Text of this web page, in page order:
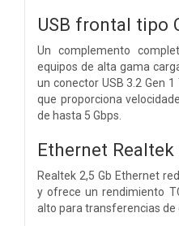
USB frontal tipo
Un complemento
equipos de alta gama
un conector USB 3.2 Gen
que proporciona
de hasta 5 Gbps.
Ethernet Realtek
Realtek 2,5 Gb Ethernet
y ofrece un rendimiento
alto para transferencias de